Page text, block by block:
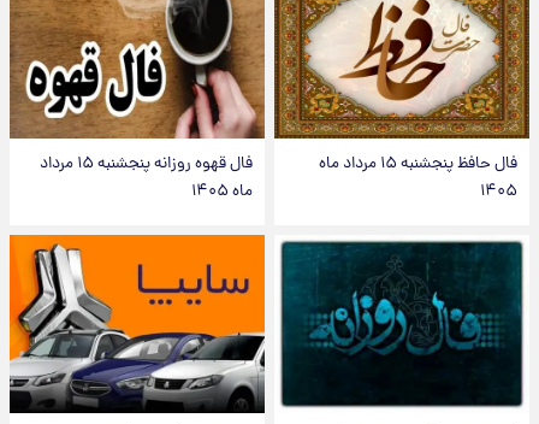
فال حافظ پنجشنبه ۱۵ مرداد ماه
۱۴۰۵
فال قهوه روزانه پنجشنبه ۱۵ مرداد
ماه ۱۴۰۵